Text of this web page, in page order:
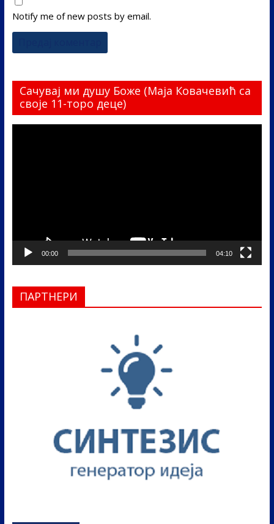
Notify me of new posts by email.
Сачувај ми душу Боже (Маја Ковачевић са
своје 11-торо деце)
00:00 04:10
ПАРТНЕРИ